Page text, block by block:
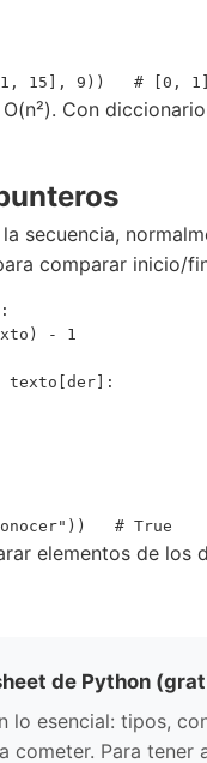
Con
secuencia,
comparar inicio/
- 1
texto[der]:
elementos de los
de Python
lo esencial: tipos,
cometer. Para tener